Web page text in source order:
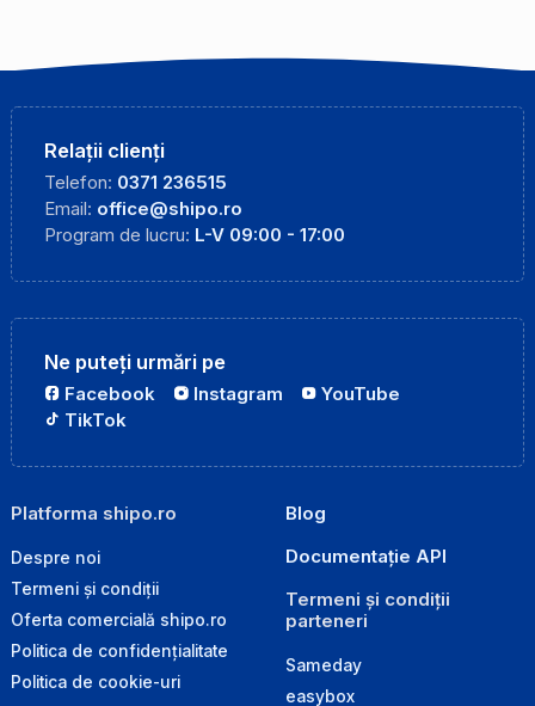
Relații clienți
Telefon: 0371 236515
Email: office@shipo.ro
Program de lucru: L-V 09:00 - 17:00
Ne puteți urmări pe
Facebook Instagram
YouTube
TikTok
Platforma shipo.ro
Despre noi
Termeni și condiții
Oferta comercială shipo.ro
Politica de confidențialitate
Politica de cookie-uri
Blog
Documentație API
Termeni și condiții
parteneri
Sameday
easybox